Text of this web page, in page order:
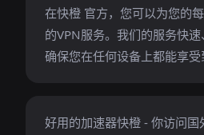
在快橙 官方，您可以为您的
的VPN服务。我们的服务快速
确保您在任何设备上都能享受
好用的加速器快橙 - 你访问